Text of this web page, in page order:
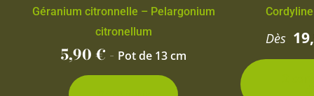
Géranium citronnelle – Pelargonium
citronellum
5,90€ - Pot de 13 cm
Dès